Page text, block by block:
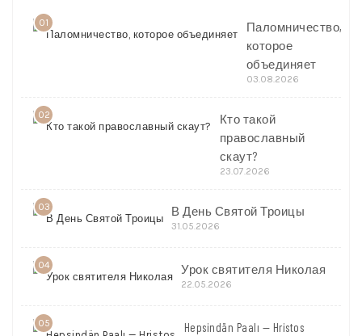
01
Паломничество,
которое
объединяет
03.08.2026
02
Кто такой
православный
скаут?
23.07.2026
03 В День Святой Троицы
31.05.2026
04 Урок святителя Николая
22.05.2026
05 Hepsindän Paalı — Hristos